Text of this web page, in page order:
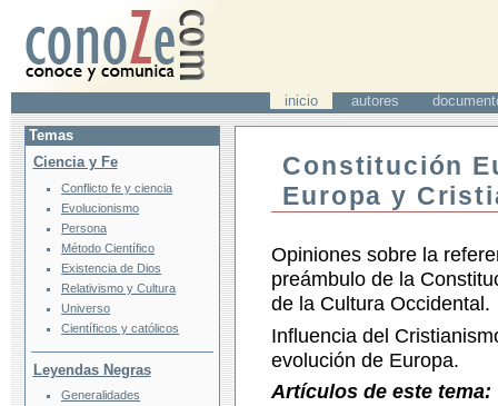
inicio autores
Constitución
Europa y
Opiniones sobre la
preámbulo de la
de la Cultura Occidental.
Influencia del
evolución de Europa.
Artículos de este tema:
Temas
Ciencia y Fe
Conflicto fe y ciencia
Evolucionismo
Persona
Método Científico
Existencia de Dios
Relativismo y Cultura
Universo
Científicos y católicos
Leyendas Negras
Generalidades